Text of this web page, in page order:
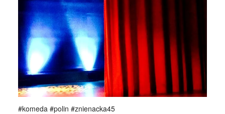
#komeda #polin #znienacka45